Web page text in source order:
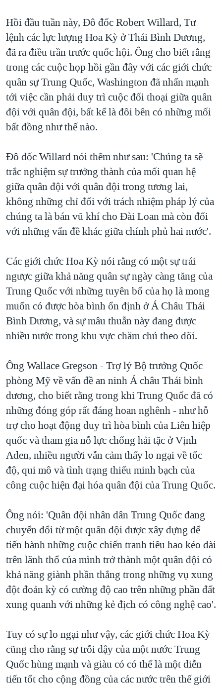
Hồi đầu tuần này, Đô đốc Robert Willard, Tư
lệnh các lực lượng Hoa Kỳ ở Thái Bình Dương,
đã ra điều trần trước quốc hội. Ông cho biết rằng
trong các cuộc họp hồi gần đây với các giới chức
quân sự Trung Quốc, Washington đã nhấn mạnh
tới việc cần phải duy trì cuộc đối thoại giữa quân
đội với quân đội, bất kể là đôi bên có những mối
bất đồng như thế nào.
Đô đốc Willard nói thêm như sau: 'Chúng ta sẽ
trắc nghiệm sự trưởng thành của mối quan hệ
giữa quân đội với quân đội trong tương lai,
không những chỉ đối với trách nhiệm pháp lý của
chúng ta là bán vũ khí cho Đài Loan mà còn đối
với những vấn đề khác giữa chính phủ hai nước'.
Các giới chức Hoa Kỳ nói rằng có một sự trái
ngược giữa khả năng quân sự ngày càng tăng của
Trung Quốc với những tuyên bố của họ là mong
muốn có được hòa bình ổn định ở Á Châu Thái
Bình Dương, và sự mâu thuẫn này đang được
nhiều nước trong khu vực chăm chú theo dõi.
Ông Wallace Gregson - Trợ lý Bộ trưởng Quốc
phòng Mỹ về vấn đề an ninh Á châu Thái bình
dương, cho biết rằng trong khi Trung Quốc đã có
những đóng góp rất đáng hoan nghênh - như hỗ
trợ cho hoạt động duy trì hòa bình của Liên hiệp
quốc và tham gia nỗ lực chống hải tặc ở Vịnh
Aden, nhiều người vẫn cảm thấy lo ngại về tốc
độ, qui mô và tình trạng thiếu minh bạch của
công cuộc hiện đại hóa quân đội của Trung Quốc.
Ông nói: 'Quân đội nhân dân Trung Quốc đang
chuyển đổi từ một quân đội được xây dựng để
tiến hành những cuộc chiến tranh tiêu hao kéo dài
trên lãnh thổ của mình trở thành một quân đội có
khả năng giành phần thắng trong những vụ xung
đột đoản kỳ có cường độ cao trên những phần đất
xung quanh với những kẻ địch có công nghệ cao'.
Tuy có sự lo ngại như vậy, các giới chức Hoa Kỳ
cũng cho rằng sự trỗi dậy của một nước Trung
Quốc hùng mạnh và giàu có có thể là một diễn
tiến tốt cho cộng đồng của các nước trên thế giới